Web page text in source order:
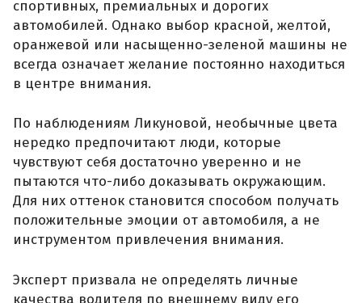
спортивных, премиальных и дорогих
автомобилей. Однако выбор красной, желтой,
оранжевой или насыщенно-зеленой машины не
всегда означает желание постоянно находиться
в центре внимания.
По наблюдениям Ликуновой, необычные цвета
нередко предпочитают люди, которые
чувствуют себя достаточно уверенно и не
пытаются что-либо доказывать окружающим.
Для них оттенок становится способом получать
положительные эмоции от автомобиля, а не
инструментом привлечения внимания.
Эксперт призвала не определять личные
качества водителя по внешнему виду его